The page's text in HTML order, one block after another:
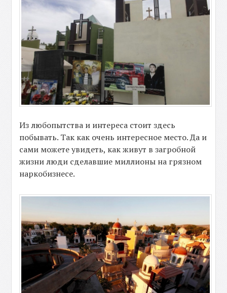
Из любопытства и интереса стоит здесь
побывать. Так как очень интересное место. Да и
сами можете увидеть, как живут в загробной
жизни люди сделавшие миллионы на грязном
наркобизнесе.